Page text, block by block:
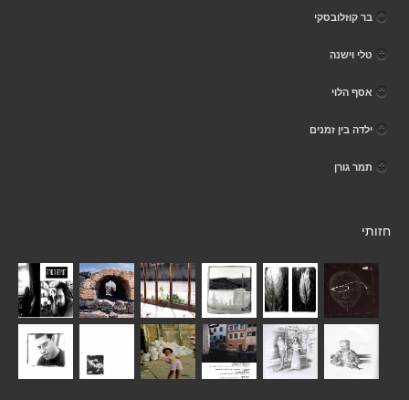
בר קוזלובסקי
טלי וישנה
אסף הלוי
ילדה בין זמנים
תמר גורן
חזותי